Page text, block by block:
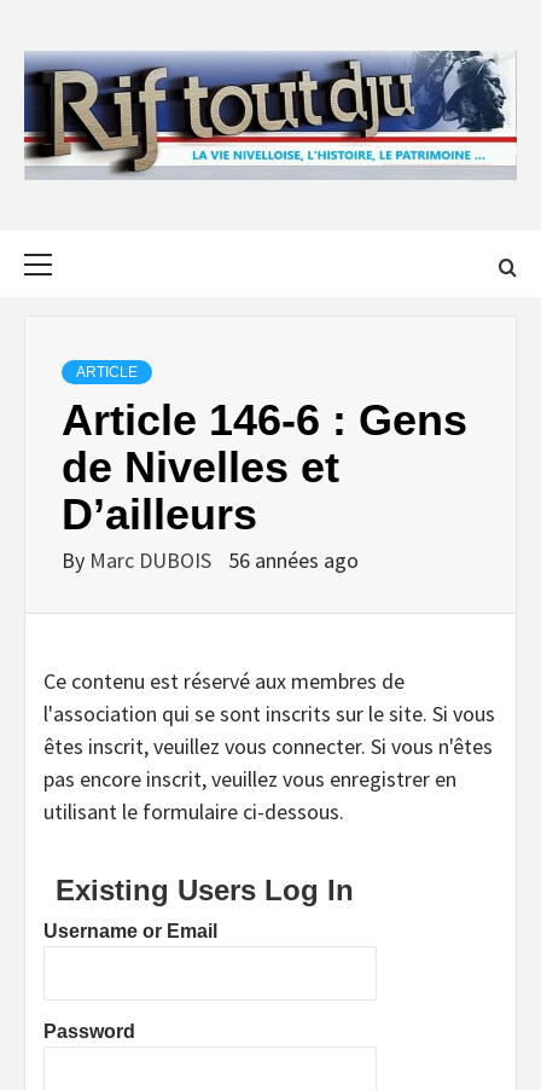
content
ARTICLE
Article 146-6 : Gens
de Nivelles et
D’ailleurs
By Marc DUBOIS 56 années ago
Ce contenu est réservé aux membres de
l'association qui se sont inscrits sur le site. Si vous
êtes inscrit, veuillez vous connecter. Si vous n'êtes
pas encore inscrit, veuillez vous enregistrer en
utilisant le formulaire ci-dessous.
Existing Users Log In
Username or Email
Password